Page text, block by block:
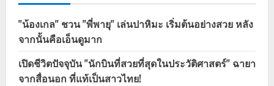
"น้องเกล" ชวน "พี่พายุ" เล่นปาหิมะ เริ่มต้นอย่างสวย หลัง
จากนั้นคือเอ็นดูมาก
เปิดชีวิตปัจจุบัน "นักบินที่สวยที่สุดในประวัติศาสตร์" ฉายา
จากสื่อนอก ที่แท้เป็นสาวไทย!